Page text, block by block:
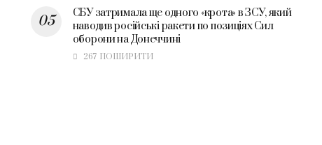
СБУ затримала ще одного «крота» в ЗСУ, який
наводив російські ракети по позиціях Сил
оборони на Донеччині
267 ПОШИРИТИ